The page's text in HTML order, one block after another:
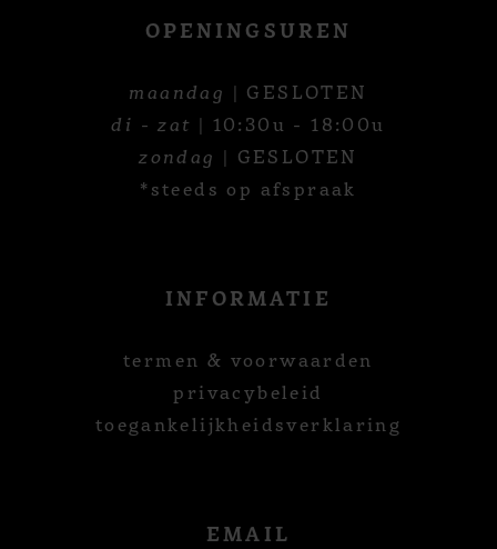
OPENINGSUREN
maandag | GESLOTEN
di - zat | 10:30u - 18:00u
zondag | GESLOTEN
*steeds op afspraak
INFORMATIE
termen & voorwaarden
privacybeleid
toegankelijkheidsverklaring
EMAIL